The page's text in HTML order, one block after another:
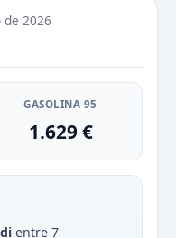
2026
GASOLINA 95
1.629 €
entre 7